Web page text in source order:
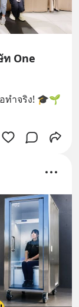
ท One
ทำจริง! 🎓🌱